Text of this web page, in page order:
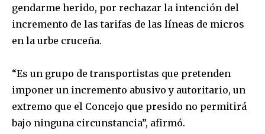
gendarme herido, por rechazar la intención del
incremento de las tarifas de las líneas de micros
en la urbe cruceña.
“Es un grupo de transportistas que pretenden
imponer un incremento abusivo y autoritario, un
extremo que el Concejo que presido no permitirá
bajo ninguna circunstancia”, afirmó.